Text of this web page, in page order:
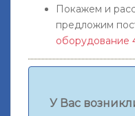
Покажем и
предложим
оборудование
У Вас